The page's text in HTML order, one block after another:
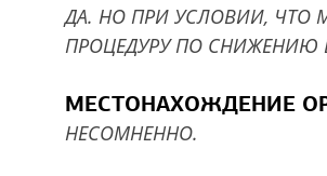
ДА. НО ПРИ УСЛОВИИ, ЧТО
ПРОЦЕДУРУ ПО СНИЖЕНИЮ
МЕСТОНАХОЖДЕНИЕ
НЕСОМНЕННО.